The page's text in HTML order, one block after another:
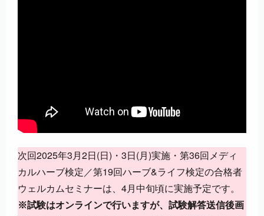
次回2025年3月2日(日)・3日(月)実施・第36回メディ
カルハーブ検定／第19回ハーブ&ライフ検定の合格者
ウェルカムセミナーは、4月中旬頃に実施予定です。
※試験はオンラインで行いますが、試験解答送信後画